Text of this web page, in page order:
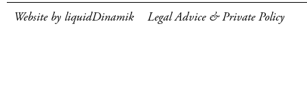
Website by liquidDinamik Legal Advice & Private Policy